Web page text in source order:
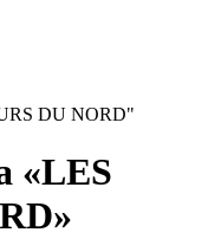
DU NORD"
«LES